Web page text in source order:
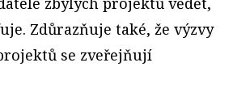
Zdůrazňuje také, že výzvy
se zveřejňují